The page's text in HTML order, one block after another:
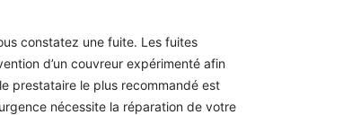
constatez une fuite. Les fuites
d’un couvreur expérimenté afin
prestataire le plus recommandé est
nécessite la réparation de votre